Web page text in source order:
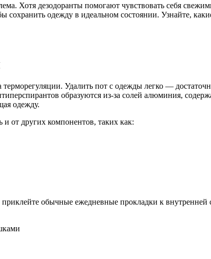
Хотя дезодоранты помогают чувствовать себя
одежду в идеальном состоянии. Узнайте,
Удалить пот с одежды легко —
образуются из-за солей алюминия,
одежду.
от других компонентов, таких как:
обычные ежедневные прокладки к